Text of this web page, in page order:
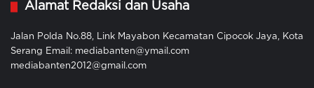
Alamat Redaksi dan Usaha
Jalan Polda No.88, Link Mayabon Kecamatan Cipocok Jaya, Kota
Serang Email: mediabanten@ymail.com
mediabanten2012@gmail.com